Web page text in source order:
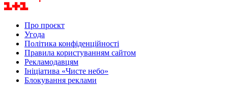
Про проєкт
Угода
Політика конфіденційності
Правила користуванням сайтом
Рекламодавцям
Ініціатива «Чисте небо»
Блокування реклами